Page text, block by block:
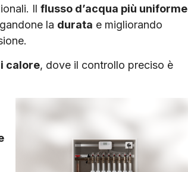
Il flusso d’acqua più uniforme
la durata e migliorando
calore, dove il controllo preciso è